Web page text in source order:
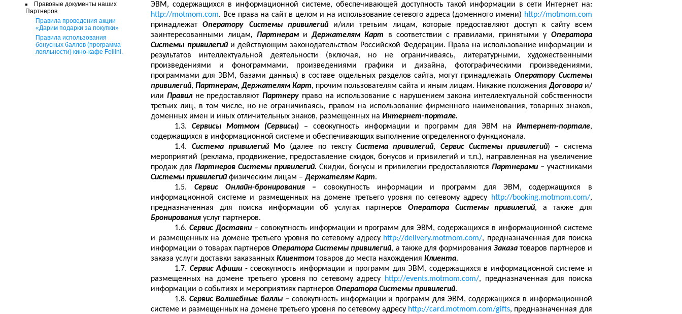
Правовые документы наших
Партнеров
Правила проведения акции
«Дарим подарки за покупки»
Правила использования
бонусных баллов (программа
лояльности) кино-кафе Fellini.
ЭВМ, содержащихся в информационной системе, обеспечивающей доступность такой информации в сети Интернет на:
http://motmom.com. Все права на сайт в целом и на использование сетевого адреса (доменного имени) http://motmom.com
принадлежатОператору Системы привилегий и/или третьим лицам, которые предоставляют доступ к сайту всем
заинтересованными лицам, Партнерам иДержателям Карт в соответствии с правилами, принятыми у Оператора
Системы привилегий и действующим законодательством Российской Федерации. Права на использование информации и
результатов интеллектуальной деятельности (включая, но не ограничиваясь, литературными, художественными
произведениями и фонограммами, произведениями графики и дизайна, фотографическими произведениями,
программами для ЭВМ, базами данных) в составе отдельных разделов сайта, могут принадлежать Оператору Системы
привилегий,Партнерам, Держателям Карт, прочим пользователям сайта и иным лицам. Никакие положения Договора и/
илиПравил не предоставляютПартнеру право на использование с нарушением закона интеллектуальной собственности
третьих лиц, в том числе, но не ограничиваясь, правом на использование фирменного наименования, товарных знаков,
доменных имен и иных отличительных знаков, размещенных наИнтернет-портале.
1.3.Сервисы Мотмом (Сервисы) – совокупность информации и программ для ЭВМ на Интернет-портале,
содержащихся в информационной системе и обеспечивающих выполнение определенного функционала.
1.4. Система привилегийМо (далее по текстуСистема привилегий, Сервис Системы привилегий) – система
мероприятий (реклама, продвижение, предоставление скидок, бонусов и привилегий и т.п.), направленная на увеличение
продаж дляПартнеров Системы привилегий.Скидки, бонусы и привилегии предоставляются Партнерами – участниками
Системы привилегийфизическим лицам –Держателям Карт.
1.5. Сервис Онлайн-бронирования – совокупность информации и программ для ЭВМ, содержащихся в
информационной системе и размещенных на домене третьего уровня по сетевому адресу
http://booking.motmom.com/,
предназначенная для поиска информации об услугах партнеров Оператора Системы привилегий, а также для
Бронированияуслуг партнеров.
1.6.Сервис Доставки – совокупность информации и программ для ЭВМ, содержащихся в информационной системе
и размещенных на домене третьего уровня по сетевому адресу http://delivery.motmom.com/, предназначенная для поиска
информации о товарах партнеров Оператора Системы привилегий, а также для формированияЗаказа товаров партнеров и
заказа услуги доставки заказанныхКлиентомтоваров до места нахожденияКлиента.
1.7. Сервис Афиши - совокупность информации и программ для ЭВМ, содержащихся в информационной системе и
размещенных на домене третьего уровня по сетевому адресу
http://events.motmom.com/, предназначенная для поиска
информации о событиях и мероприятиях партнеровОператора Системы привилегий.
1.8. Сервис Волшебные баллы – совокупность информации и программ для ЭВМ, содержащихся в информационной
системе и размещенных на домене третьего уровня по сетевому адресу http://card.motmom.com/gifts, предназначенная для